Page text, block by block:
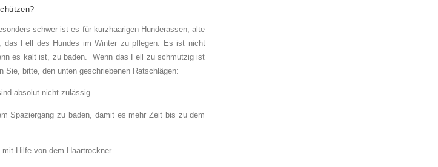
schwer ist es für kurzhaarigen Hunderassen, alte
Fell des Hundes im Winter zu pflegen. Es ist nicht
es kalt ist, zu baden. Wenn das Fell zu schmutzig ist
Sie, bitte, den unten geschriebenen Ratschlägen:
absolut nicht zulässig.
Spaziergang zu baden, damit es mehr Zeit bis zu dem
Hilfe von dem Haartrockner.